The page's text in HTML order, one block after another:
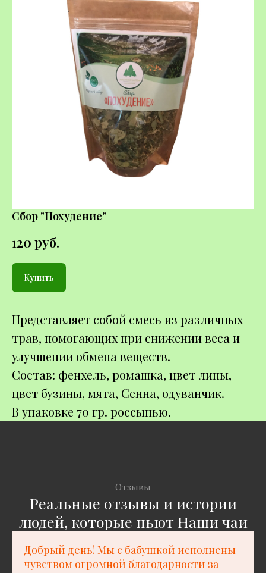
Сбор "Похудение"
120 руб.
Купить
Представляет собой смесь из различных
трав, помогающих при снижении веса и
улучшении обмена веществ.
Состав: фенхель, ромашка, цвет липы,
цвет бузины, мята, Сенна, одуванчик.
В упаковке 70 гр. россыпью.
Отзывы
Реальные отзывы и истории
людей, которые пьют Наши чаи
Добрый день! Мы с бабушкой исполнены
чувством огромной благодарности за